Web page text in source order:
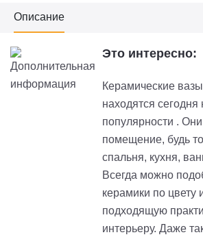
Описание
Это интересно:
Керамические
находятся сегодня
популярности .
помещение, будь
спальня, кухня,
Всегда можно
керамики по
подходящую
интерьеру. Даже